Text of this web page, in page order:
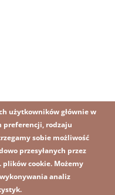
użytkowników głównie w
preferencji, rodzaju
sobie możliwość
przesyłanych przez
cookie. Możemy
analiz